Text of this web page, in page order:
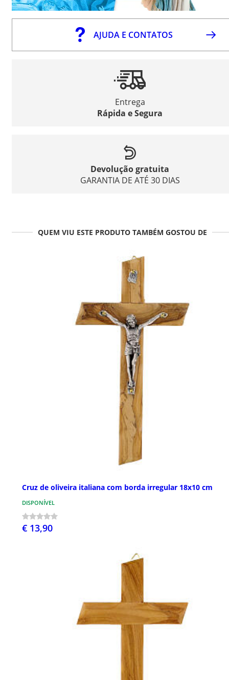
AJUDA E CONTATOS
Entrega
Rápida e Segura
Devolução gratuita
GARANTIA DE ATÉ 30 DIAS
QUEM VIU ESTE PRODUTO TAMBÉM GOSTOU DE
Cruz de oliveira italiana com borda irregular 18x10 cm
DISPONÍVEL
€ 13,90